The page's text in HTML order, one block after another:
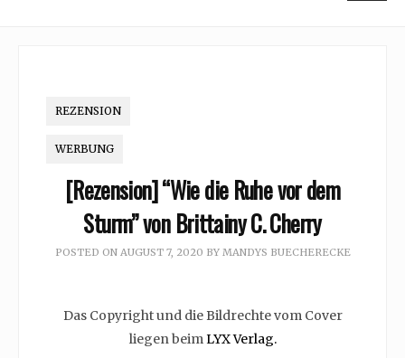
REZENSION
WERBUNG
[Rezension] “Wie die Ruhe vor dem
Sturm” von Brittainy C. Cherry
POSTED ON AUGUST 7, 2020 BY MANDYS BUECHERECKE
Das Copyright und die Bildrechte vom Cover
liegen beimLYX Verlag.